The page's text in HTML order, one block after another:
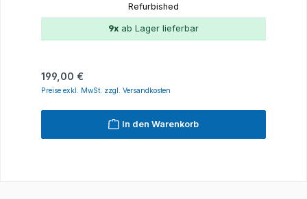
Refurbished
9x ab Lager lieferbar
Regulärer Preis:
199,00 €
Preise exkl. MwSt. zzgl. Versandkosten
In den Warenkorb